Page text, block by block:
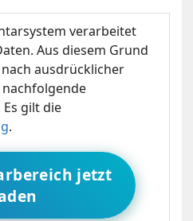
verarbeitet
Aus diesem Grund
ausdrücklicher
gilt die
.
jetzt